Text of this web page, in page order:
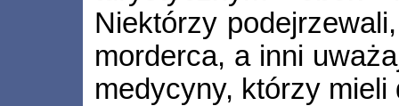
Niektórzy
morderca, a inni
medycyny, którzy mieli